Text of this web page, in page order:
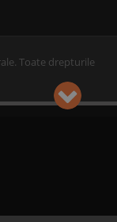
Toate drepturile